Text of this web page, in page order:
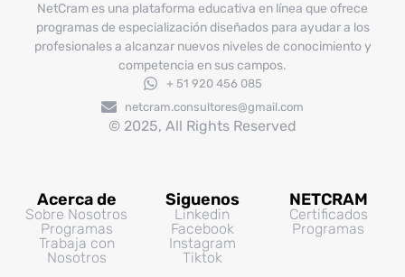
NetCram es una plataforma educativa en línea que ofrece
programas de especialización diseñados para ayudar a los
profesionales a alcanzar nuevos niveles de conocimiento y
competencia en sus campos.
+ 51 920 456 085
netcram.consultores@gmail.com
© 2025, All Rights Reserved
Acerca de
Sobre Nosotros
Programas
Trabaja con
Nosotros
Siguenos
Linkedin
Facebook
Instagram
Tiktok
NETCRAM
Certificados
Programas